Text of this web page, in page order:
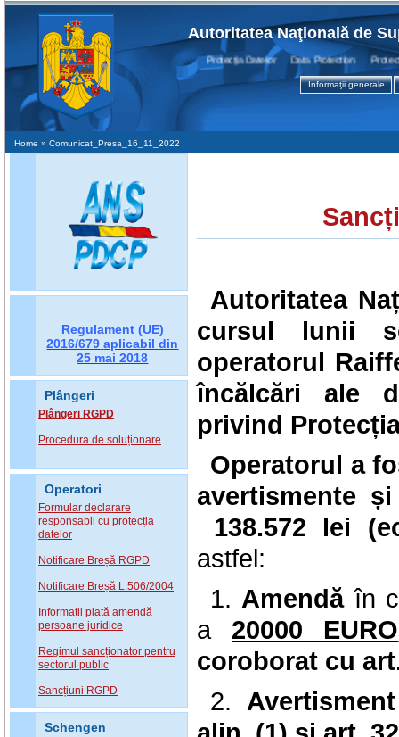
Autoritatea Naţională de
Protecţia Datelor Data Protection Protection
Informaţii generale
Home » Comunicat_Presa_16_11_2022
Regulament (UE)
2016/679 aplicabil din
25 mai 2018
Plângeri
Plângeri RGPD
Procedura de soluționare
Operatori
Formular declarare
responsabil cu protecția
datelor
Notificare Breșă RGPD
Notificare Breșă L.506/2004
Informații plată amendă
persoane juridice
Regimul sancționator pentru
sectorul public
Sancțiuni RGPD
Schengen
Autoritatea
cursul lunii
operatorul
încălcări ale
privind
Operatorul a
avertismente
138.572 lei (
astfel:
1. Amendăîn
a 20000 EURO
coroborat cu
2.